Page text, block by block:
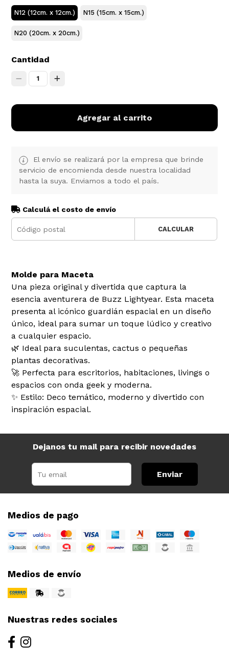
N12 (12cm. x 12cm.) N15 (15cm. x 15cm.)
N20 (20cm. x 20cm.)
Cantidad
1
Agregar al carrito
El envío se realizará por la empresa que brinde
servicio de encomienda desde nuestra localidad
hasta la suya. Enviamos a todo el país.
Calculá el costo de envío
CALCULAR
Molde para Maceta
Una pieza original y divertida que captura la
esencia aventurera de Buzz Lightyear. Esta maceta
presenta al icónico guardián espacial en un diseño
único, ideal para sumar un toque lúdico y creativo
a cualquier espacio.
🌿 Ideal para suculentas, cactus o pequeñas
plantas decorativas.
🚀 Perfecta para escritorios, habitaciones, livings o
espacios con onda geek y moderna.
✨ Estilo: Deco temático, moderno y divertido con
inspiración espacial.
Dejanos tu mail para recibir novedades
Enviar
Medios de pago
Medios de envío
Nuestras redes sociales